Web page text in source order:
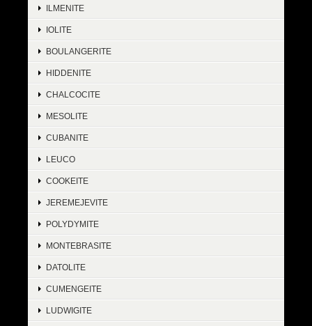
ILMENITE
IOLITE
BOULANGERITE
HIDDENITE
CHALCOCITE
MESOLITE
CUBANITE
LEUCO
COOKEITE
JEREMEJEVITE
POLYDYMITE
MONTEBRASITE
DATOLITE
CUMENGEITE
LUDWIGITE